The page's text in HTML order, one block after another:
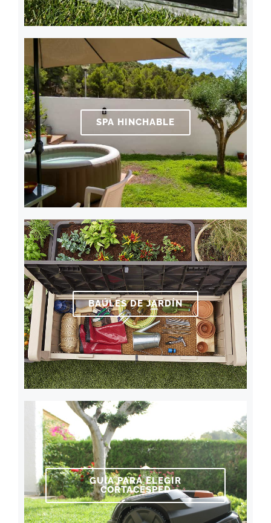
SPA HINCHABLE
BAÚLES DE JARDÍN
GUÍA PARA ELEGIR
CORTACÉSPED